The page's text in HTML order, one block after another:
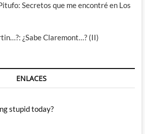
Secretos que me encontré en Los
¿Sabe Claremont…? (II)
ENLACES
stupid today?